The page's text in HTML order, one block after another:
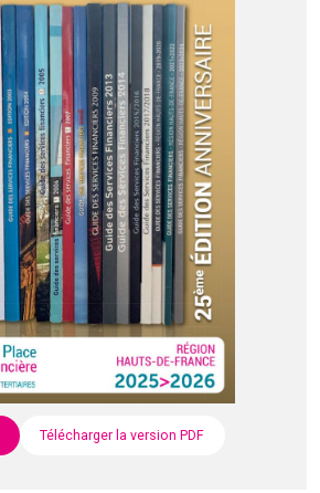
Télécharger la version PDF